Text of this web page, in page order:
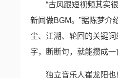
“古风跟短视频其实
新闻做BGM。”据陈梦介
尘、江湖、轮回的关键
字，断断句，就能攒成一
独立音乐人崔龙阳